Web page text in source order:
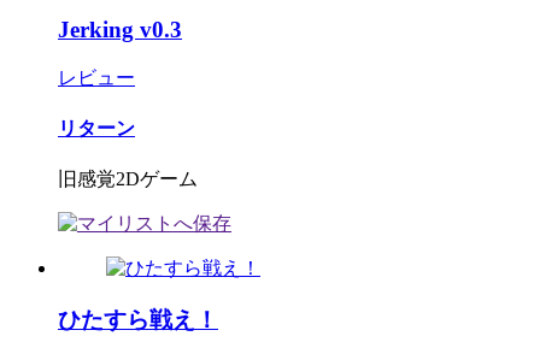
Jerking v0.3
レビュー
リターン
旧感覚2Dゲーム
ひたすら戦え！